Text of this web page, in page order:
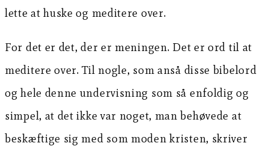
lette at huske og meditere over.
For det er det, der er meningen. Det er ord til at
meditere over. Til nogle, som anså disse bibelord
og hele denne undervisning som så enfoldig og
simpel, at det ikke var noget, man behøvede at
beskæftige sig med som moden kristen, skriver